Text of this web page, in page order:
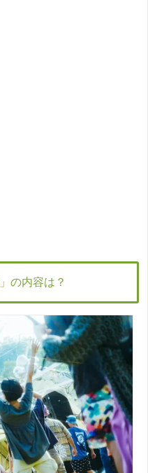
の内容は？